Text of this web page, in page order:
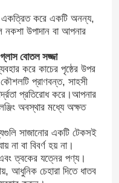
একত্রিত করে একটি অনন্য,
নকশা উপাদান বা আপনার
গ্লাস বোতল সজ্জা
করে কাচের পৃষ্ঠের উপর
প্রাণবন্ত, সাহসী
প্রতিরোধ করে।আপনার
অবস্থার মধ্যে অক্ষত
সাজানোর একটি টেকসই
না বা বিবর্ণ হয় না।
এবং ত্বকের যত্নের পণ্য।
আধুনিক চেহারা দিতে ধাতব